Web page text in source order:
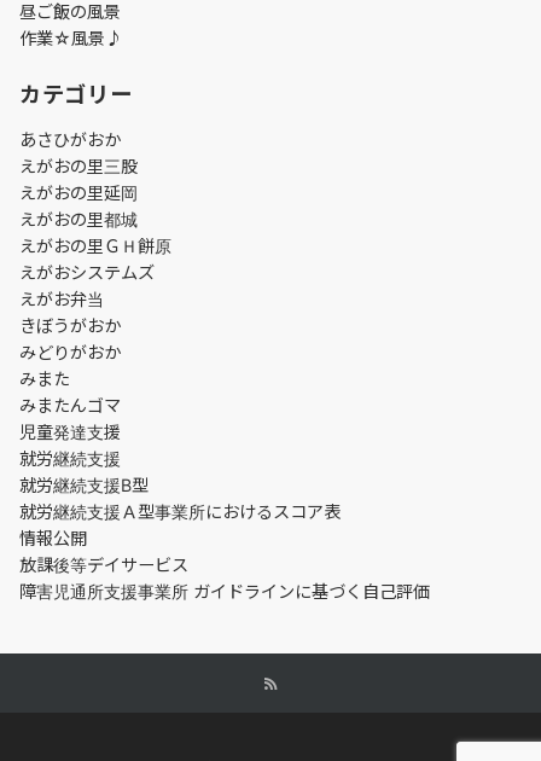
昼ご飯の風景
作業☆風景♪
カテゴリー
あさひがおか
えがおの里三股
えがおの里延岡
えがおの里都城
えがおの里ＧＨ餅原
えがおシステムズ
えがお弁当
きぼうがおか
みどりがおか
みまた
みまたんゴマ
児童発達支援
就労継続支援
就労継続支援B型
就労継続支援Ａ型事業所におけるスコア表
情報公開
放課後等デイサービス
障害児通所支援事業所 ガイドラインに基づく自己評価